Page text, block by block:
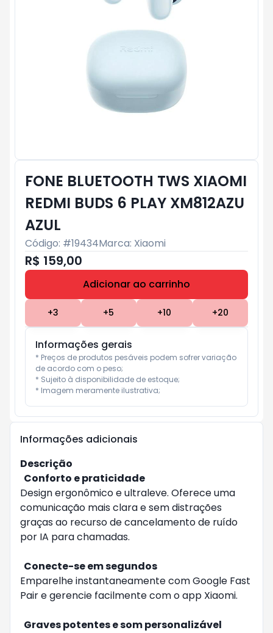
FONE BLUETOOTH TWS XIAOMI
REDMI BUDS 6 PLAY XM812AZU
AZUL
Código: #19434Marca: Xiaomi
R$ 159,00
Adicionar ao carrinho
+3 +5 +10 +20
Informações gerais
* Preços de produtos pesáveis podem sofrer variação
de acordo com o peso;
* Sujeito à disponibilidade de estoque;
* Imagem meramente ilustrativa;
Informações adicionais
Descrição
Conforto e praticidade
Design ergonômico e ultraleve. Oferece uma
comunicação mais clara e sem distrações
graças ao recurso de cancelamento de ruído
por IA para chamadas.
Conecte-se em segundos
Emparelhe instantaneamente com Google Fast
Pair e gerencie facilmente com o app Xiaomi.
Graves potentes e som personalizável